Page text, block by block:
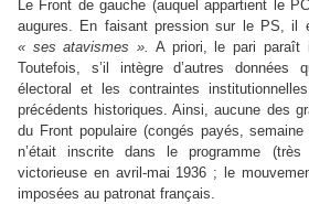
Le Front de gauche (auquel appartient le
augures. En faisant pression sur le PS, il
« ses atavismes ».
A priori, le pari paraît
Toutefois, s’il intègre d’autres données
électoral et les contraintes
précédents historiques. Ainsi, aucune des
du Front populaire (congés payés,
n’était inscrite dans le programme
victorieuse en avril-mai 1936 ; le
imposées au patronat français.